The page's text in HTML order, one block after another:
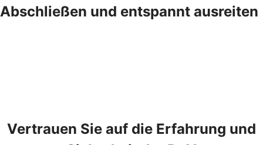
Abschließen und entspannt ausreiten
Vertrauen Sie auf die Erfahrung und